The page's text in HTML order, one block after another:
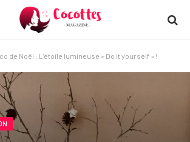
de Noël : L’étoile lumineuse « Do it yourself » !